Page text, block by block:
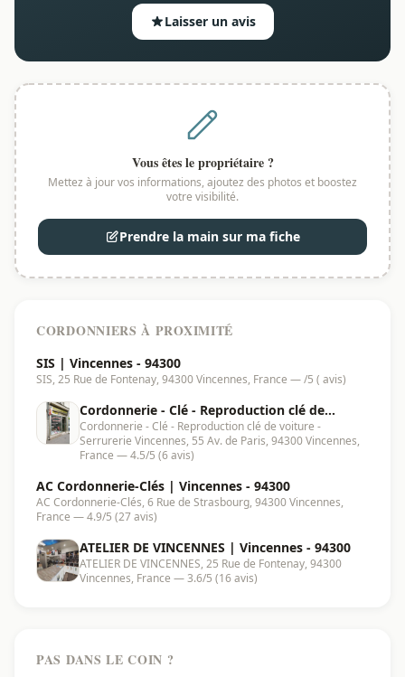
Laisser un avis
Vous êtes le propriétaire ?
Mettez à jour vos informations, ajoutez des photos et boostez
votre visibilité.
Prendre la main sur ma fiche
CORDONNIERS À PROXIMITÉ
SIS | Vincennes - 94300
SIS, 25 Rue de Fontenay, 94300 Vincennes, France — /5 ( avis)
Cordonnerie - Clé - Reproduction clé de
voiture - Serrurerie Vincennes | Vincennes -
94300
Cordonnerie - Clé - Reproduction clé de voiture -
Serrurerie Vincennes, 55 Av. de Paris, 94300 Vincennes,
France — 4.5/5 (6 avis)
AC Cordonnerie-Clés | Vincennes - 94300
AC Cordonnerie-Clés, 6 Rue de Strasbourg, 94300 Vincennes,
France — 4.9/5 (27 avis)
ATELIER DE VINCENNES | Vincennes - 94300
ATELIER DE VINCENNES, 25 Rue de Fontenay, 94300
Vincennes, France — 3.6/5 (16 avis)
PAS DANS LE COIN ?